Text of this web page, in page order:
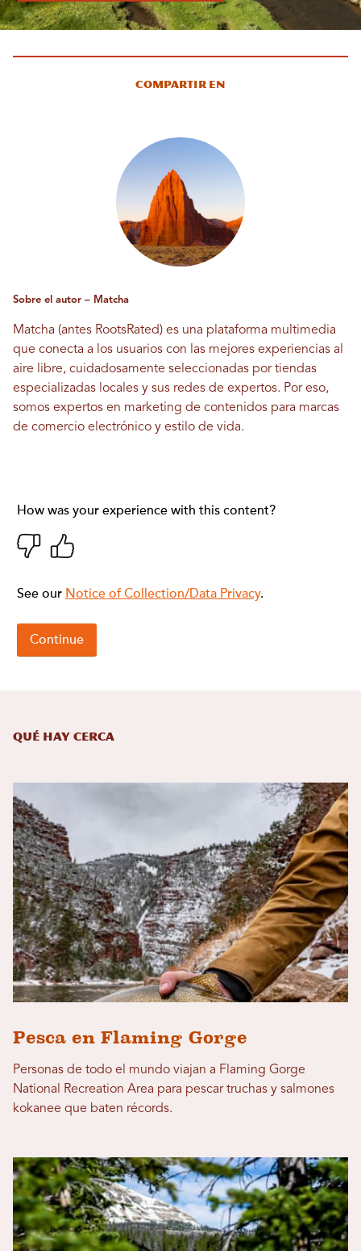
Compartir en
Sobre el autor – Matcha
Matcha (antes RootsRated) es una plataforma multimedia
que conecta a los usuarios con las mejores experiencias al
aire libre, cuidadosamente seleccionadas por tiendas
especializadas locales y sus redes de expertos. Por eso,
somos expertos en marketing de contenidos para marcas
de comercio electrónico y estilo de vida.
Qué hay cerca
Pesca en Flaming Gorge
Personas de todo el mundo viajan a Flaming Gorge
National Recreation Area para pescar truchas y salmones
kokanee que baten récords.